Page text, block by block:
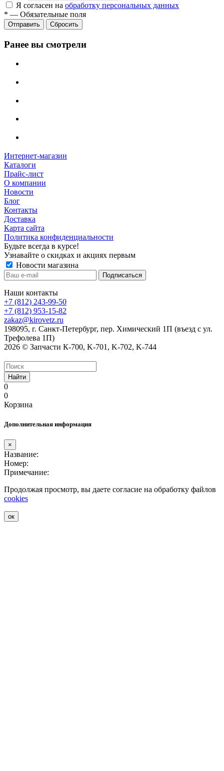
Я согласен на обработку персональных данных
* — Обязательные поля
Сбросить
Ранее вы смотрели
Интернет-магазин
Каталоги
Прайс-лист
О компании
Новости
Блог
Контакты
Доставка
Карта сайта
Политика конфиденциальности
Будьте всегда в курсе!
Узнавайте о скидках и акциях первым
Новости магазина
Наши контакты
+7 (812) 243-99-50
+7 (812) 953-15-82
zakaz@kirovetz.ru
198095, г. Санкт-Петербург, пер. Химический 1П (въезд с ул.
Трефолева 1П)
2026 © Запчасти К-700, K-701, K-702, K-744
Найти
0
0
Корзина
Дополнительная информация
×
Название:
Номер:
Примечание:
Продолжая просмотр, вы даете согласие на обработку файлов
cookies
ок